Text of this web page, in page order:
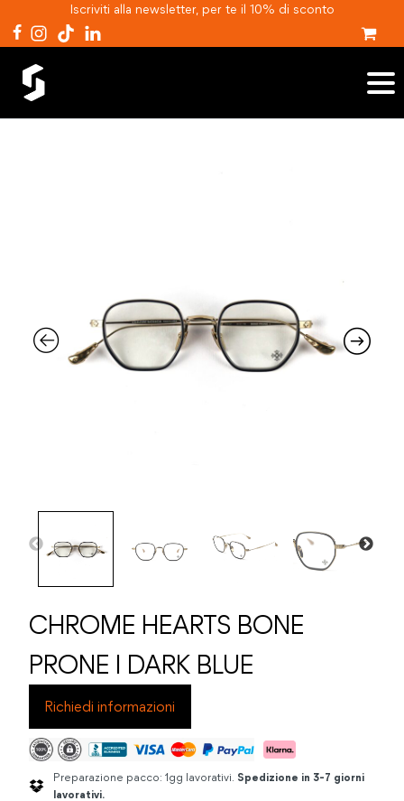
Iscriviti alla newsletter, per te il 10% di sconto
CHROME HEARTS BONE
PRONE I DARK BLUE
Richiedi informazioni
Preparazione pacco: 1gg lavorativi. Spedizione in 3-7 giorni
lavorativi.